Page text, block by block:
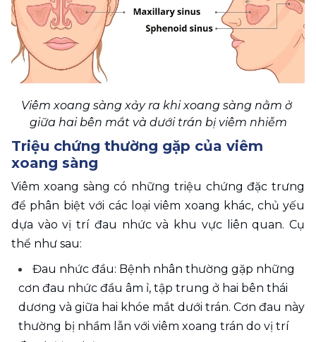
Viêm xoang sàng xảy ra khi xoang sàng nằm ở
giữa hai bên mắt và dưới trán bị viêm nhiễm
Triệu chứng thường gặp của viêm
xoang sàng
Viêm xoang sàng có những triệu chứng đặc trưng
để phân biệt với các loại viêm xoang khác, chủ yếu
dựa vào vị trí đau nhức và khu vực liên quan. Cụ
thể như sau:
Đau nhức đầu: Bệnh nhân thường gặp những
cơn đau nhức đầu âm ỉ, tập trung ở hai bên thái
dương và giữa hai khóe mắt dưới trán. Cơn đau này
thường bị nhầm lẫn với viêm xoang trán do vị trí